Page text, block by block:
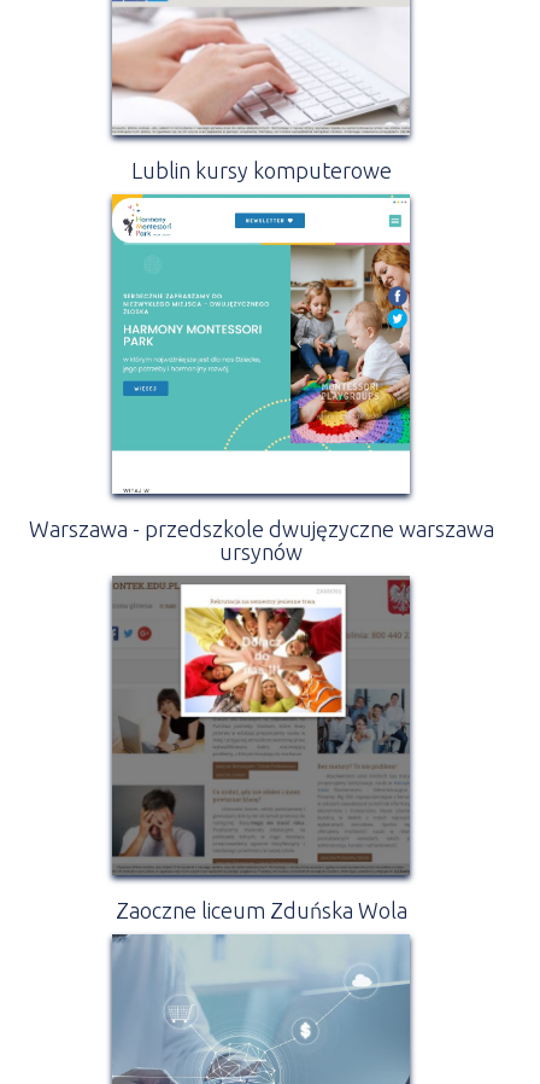
Lublin kursy komputerowe
Warszawa - przedszkole dwujęzyczne warszawa
ursynów
Zaoczne liceum Zduńska Wola